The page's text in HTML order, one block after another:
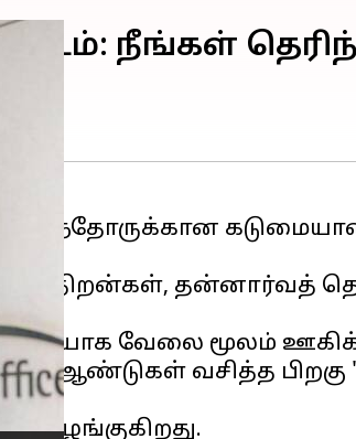
நீங்கள்
திறன்கள், தன்னார்வத்
பகுதியாக வேலை மூலம்
ஆண்டுகள் வசித்த பிறகு